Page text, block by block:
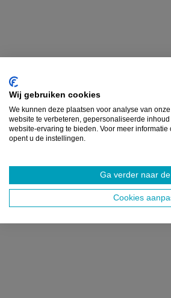
Wij gebruiken cookies
We kunnen deze plaatsen voor analyse van
website te verbeteren, gepersonaliseerde
website-ervaring te bieden. Voor meer
opent u de instellingen.
Ga verder naar
Cookies